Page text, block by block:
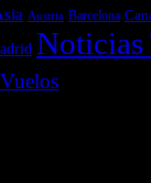
Austria Barcelona
Noticias
Vuelos